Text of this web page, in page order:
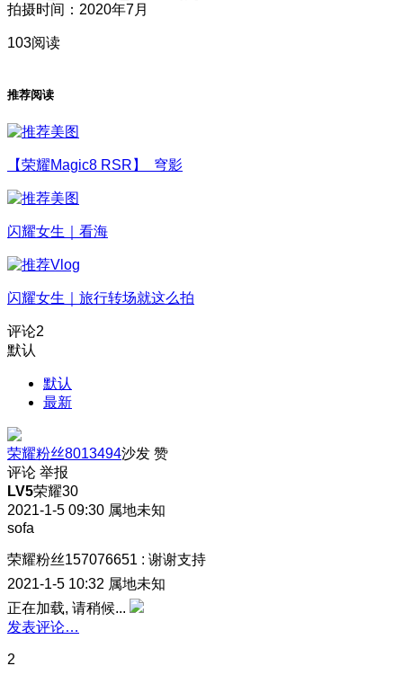
拍摄时间：2020年7月
103阅读
推荐阅读
【荣耀Magic8 RSR】 穹影
闪耀女生｜看海
闪耀女生｜旅行转场就这么拍
评论2
默认
默认
最新
荣耀粉丝8013494沙发 赞
评论 举报
LV5荣耀30
2021-1-5 09:30 属地未知
sofa
荣耀粉丝157076651 : 谢谢支持
2021-1-5 10:32 属地未知
正在加载, 请稍候...
发表评论…
2